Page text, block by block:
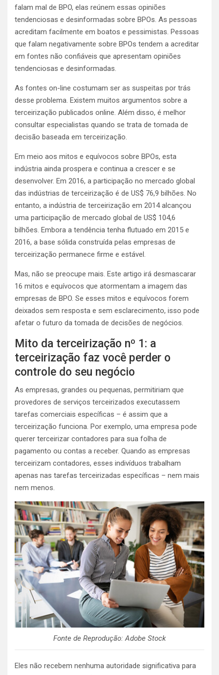
falam mal de BPO, elas reúnem essas opiniões
tendenciosas e desinformadas sobre BPOs. As pessoas
acreditam facilmente em boatos e pessimistas. Pessoas
que falam negativamente sobre BPOs tendem a acreditar
em fontes não confiáveis ​​que apresentam opiniões
tendenciosas e desinformadas.
As fontes on-line costumam ser as suspeitas por trás
desse problema. Existem muitos argumentos sobre a
terceirização publicados online. Além disso, é melhor
consultar especialistas quando se trata de tomada de
decisão baseada em terceirização.
Em meio aos mitos e equívocos sobre BPOs, esta
indústria ainda prospera e continua a crescer e se
desenvolver. Em 2016, a participação no mercado global
das indústrias de terceirização é de US$ 76,9 bilhões. No
entanto, a indústria de terceirização em 2014 alcançou
uma participação de mercado global de US$ 104,6
bilhões. Embora a tendência tenha flutuado em 2015 e
2016, a base sólida construída pelas empresas de
terceirização permanece firme e estável.
Mas, não se preocupe mais. Este artigo irá desmascarar
16 mitos e equívocos que atormentam a imagem das
empresas de BPO. Se esses mitos e equívocos forem
deixados sem resposta e sem esclarecimento, isso pode
afetar o futuro da tomada de decisões de negócios.
Mito da terceirização nº 1: a
terceirização faz você perder o
controle do seu negócio
As empresas, grandes ou pequenas, permitiriam que
provedores de serviços terceirizados executassem
tarefas comerciais específicas – é assim que a
terceirização funciona. Por exemplo, uma empresa pode
querer terceirizar contadores para sua folha de
pagamento ou contas a receber. Quando as empresas
terceirizam contadores, esses indivíduos trabalham
apenas nas tarefas terceirizadas específicas – nem mais
nem menos.
Fonte de Reprodução: Adobe Stock
Eles não recebem nenhuma autoridade significativa para